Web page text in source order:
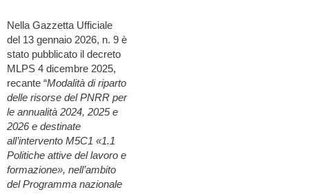
Nella Gazzetta Ufficiale
del 13 gennaio 2026, n. 9 è
stato pubblicato il decreto
MLPS 4 dicembre 2025,
recante “Modalità di riparto
delle risorse del PNRR per
le annualità 2024, 2025 e
2026 e destinate
all’intervento M5C1 «1.1
Politiche attive del lavoro e
formazione», nell’ambito
del Programma nazionale